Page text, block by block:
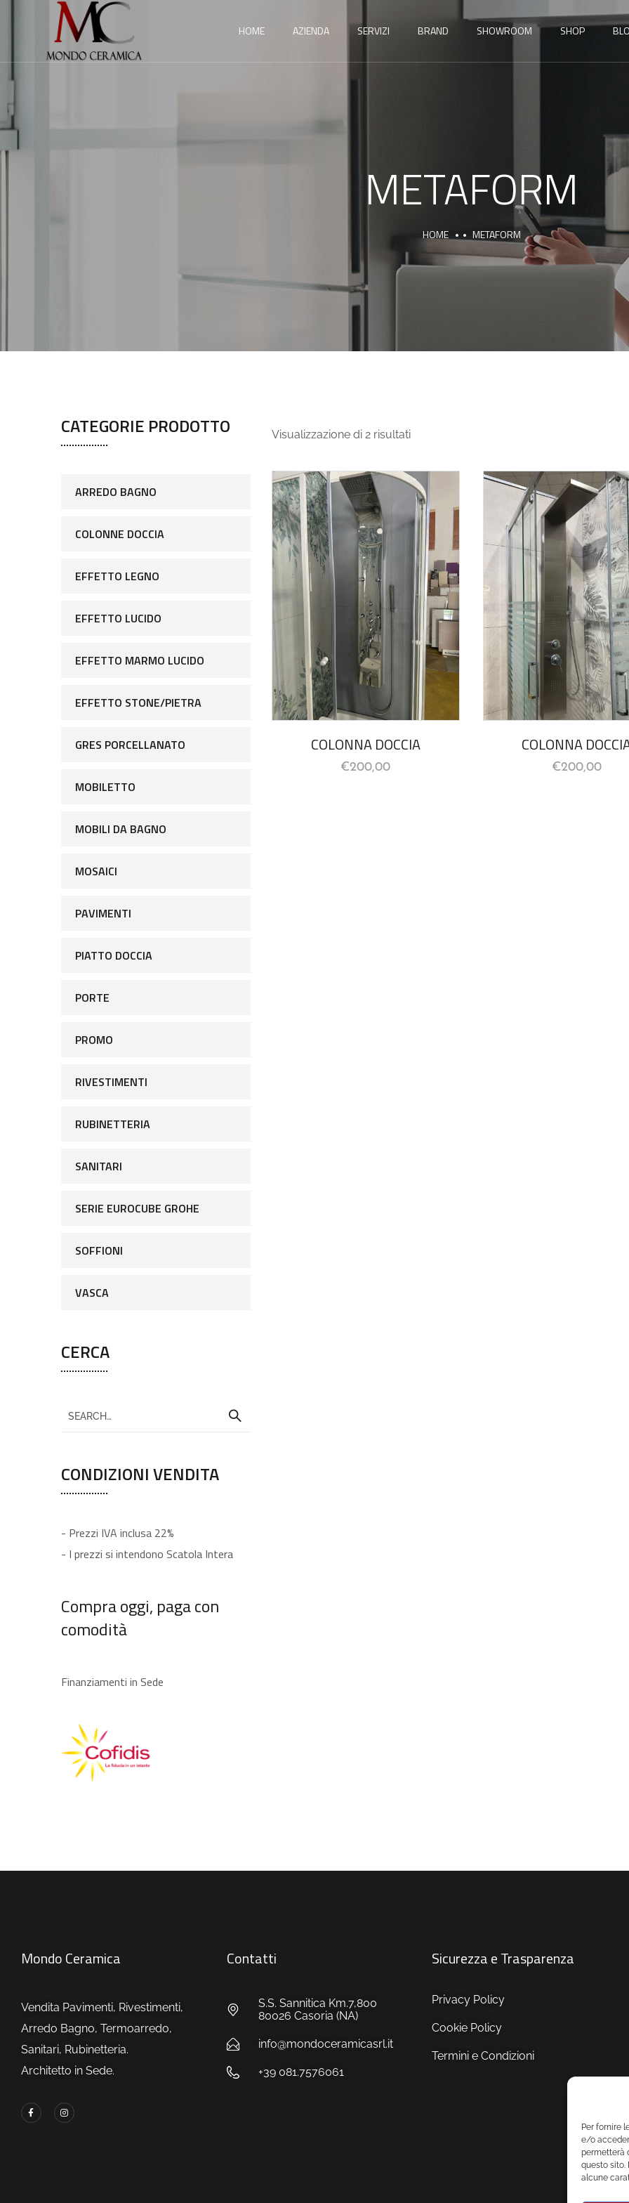
Per fornire
e/o
permetterà
questo sito.
alcune
HOME AZIENDA SERVIZI BRAND SHOWROOM SHOP
METAFORM
HOME METAFORM
Visualizzazione di 2 risultati
COLONNA DOCCIA
€200,00
COLONNA
€200,00
CATEGORIE PRODOTTO
ARREDO BAGNO
COLONNE DOCCIA
EFFETTO LEGNO
EFFETTO LUCIDO
EFFETTO MARMO LUCIDO
EFFETTO STONE/PIETRA
GRES PORCELLANATO
MOBILETTO
MOBILI DA BAGNO
MOSAICI
PAVIMENTI
PIATTO DOCCIA
PORTE
PROMO
RIVESTIMENTI
RUBINETTERIA
SANITARI
SERIE EUROCUBE GROHE
SOFFIONI
VASCA
CERCA
CONDIZIONI VENDITA
- Prezzi IVA inclusa 22%
- I prezzi si intendono Scatola Intera
Compra oggi, paga con
comodità
Finanziamenti in Sede
Mondo Ceramica
Vendita Pavimenti, Rivestimenti,
Arredo Bagno, Termoarredo,
Sanitari, Rubinetteria.
Architetto in Sede.
Contatti
S.S. Sannitica Km.7,800
80026 Casoria (NA)
info@mondoceramicasrl.it
+39 081.7576061
Sicurezza e Trasparenza
Privacy Policy
Cookie Policy
Termini e Condizioni